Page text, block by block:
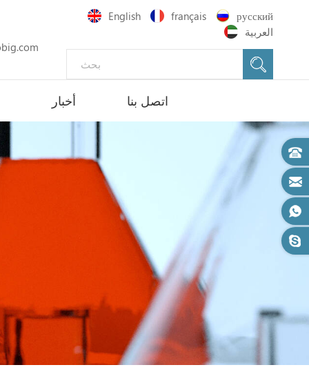
English français
русский
العربية
أخبار اتصل بنا